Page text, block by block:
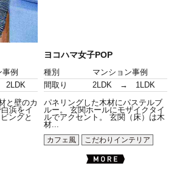
例
と壁のカ
浜をイ
ングと
ヨコハマ女子POP
種別
マンション事例
間取り
2LDK → 1LDK
パネリングした木材にパステルブ
ルー。 玄関ホールにモザイクタイ
ルでアクセント。 玄関（床）は木
材...
カフェ風
こだわりインテリア